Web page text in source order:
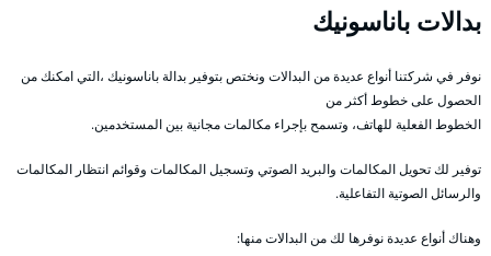
بدالات باناسونيك
نوفر في شركتنا أنواع عديدة من البدالات ونختص بتوفير بدالة باناسونيك ،التي امكنك من
الحصول على خطوط أكثر من
الخطوط الفعلية للهاتف، وتسمح بإجراء مكالمات مجانية بين المستخدمين.
توفير لك تحويل المكالمات والبريد الصوتي وتسجيل المكالمات وقوائم انتظار المكالمات
والرسائل الصوتية التفاعلية.
وهناك أنواع عديدة نوفرها لك من البدالات منها: